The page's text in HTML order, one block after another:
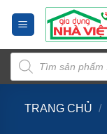
dung
Tìm
kiếm
sản
phẩm
TRANG CHỦ /